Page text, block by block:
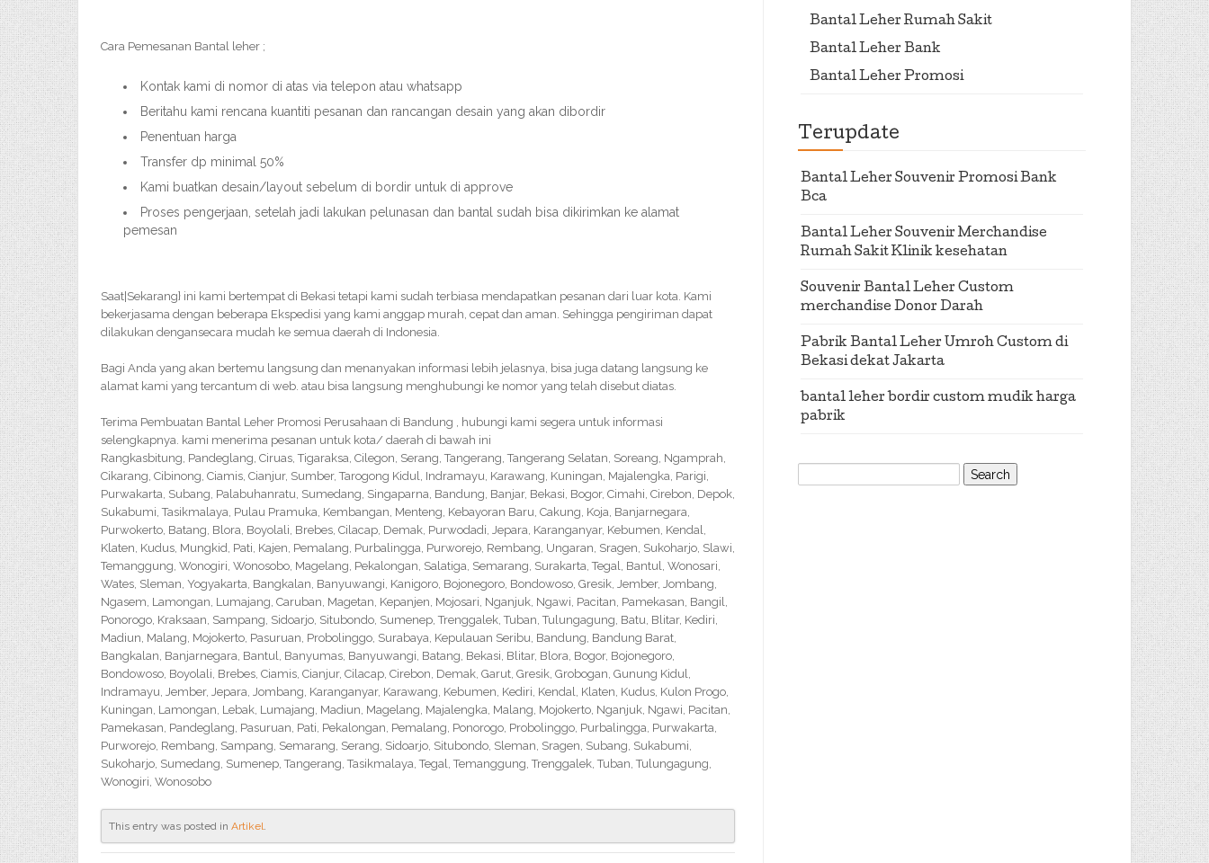
Cara Pemesanan Bantal leher ;
Kontak kami di nomor di atas via telepon atau whatsapp
Beritahu kami rencana kuantiti pesanan dan rancangan desain yang akan dibordir
Penentuan harga
Transfer dp minimal 50%
Kami buatkan desain/layout sebelum di bordir untuk di approve
Proses pengerjaan, setelah jadi lakukan pelunasan dan bantal sudah bisa dikirimkan ke alamat
pemesan
Saat|Sekarang} ini kami bertempat di Bekasi tetapi kami sudah terbiasa mendapatkan pesanan dari luar kota. Kami
bekerjasama dengan beberapa Ekspedisi yang kami anggap murah, cepat dan aman. Sehingga pengiriman dapat
dilakukan dengansecara mudah ke semua daerah di Indonesia.
Bagi Anda yang akan bertemu langsung dan menanyakan informasi lebih jelasnya, bisa juga datang langsung ke
alamat kami yang tercantum di web. atau bisa langsung menghubungi ke nomor yang telah disebut diatas.
Terima Pembuatan Bantal Leher Promosi Perusahaan di Bandung , hubungi kami segera untuk informasi
selengkapnya. kami menerima pesanan untuk kota/ daerah di bawah ini
Rangkasbitung, Pandeglang, Ciruas, Tigaraksa, Cilegon, Serang, Tangerang, Tangerang Selatan, Soreang, Ngamprah,
Cikarang, Cibinong, Ciamis, Cianjur, Sumber, Tarogong Kidul, Indramayu, Karawang, Kuningan, Majalengka, Parigi,
Purwakarta, Subang, Palabuhanratu, Sumedang, Singaparna, Bandung, Banjar, Bekasi, Bogor, Cimahi, Cirebon, Depok,
Sukabumi, Tasikmalaya, Pulau Pramuka, Kembangan, Menteng, Kebayoran Baru, Cakung, Koja, Banjarnegara,
Purwokerto, Batang, Blora, Boyolali, Brebes, Cilacap, Demak, Purwodadi, Jepara, Karanganyar, Kebumen, Kendal,
Klaten, Kudus, Mungkid, Pati, Kajen, Pemalang, Purbalingga, Purworejo, Rembang, Ungaran, Sragen, Sukoharjo, Slawi,
Temanggung, Wonogiri, Wonosobo, Magelang, Pekalongan, Salatiga, Semarang, Surakarta, Tegal, Bantul, Wonosari,
Wates, Sleman, Yogyakarta, Bangkalan, Banyuwangi, Kanigoro, Bojonegoro, Bondowoso, Gresik, Jember, Jombang,
Ngasem, Lamongan, Lumajang, Caruban, Magetan, Kepanjen, Mojosari, Nganjuk, Ngawi, Pacitan, Pamekasan, Bangil,
Ponorogo, Kraksaan, Sampang, Sidoarjo, Situbondo, Sumenep, Trenggalek, Tuban, Tulungagung, Batu, Blitar, Kediri,
Madiun, Malang, Mojokerto, Pasuruan, Probolinggo, Surabaya, Kepulauan Seribu, Bandung, Bandung Barat,
Bangkalan, Banjarnegara, Bantul, Banyumas, Banyuwangi, Batang, Bekasi, Blitar, Blora, Bogor, Bojonegoro,
Bondowoso, Boyolali, Brebes, Ciamis, Cianjur, Cilacap, Cirebon, Demak, Garut, Gresik, Grobogan, Gunung Kidul,
Indramayu, Jember, Jepara, Jombang, Karanganyar, Karawang, Kebumen, Kediri, Kendal, Klaten, Kudus, Kulon Progo,
Kuningan, Lamongan, Lebak, Lumajang, Madiun, Magelang, Majalengka, Malang, Mojokerto, Nganjuk, Ngawi, Pacitan,
Pamekasan, Pandeglang, Pasuruan, Pati, Pekalongan, Pemalang, Ponorogo, Probolinggo, Purbalingga, Purwakarta,
Purworejo, Rembang, Sampang, Semarang, Serang, Sidoarjo, Situbondo, Sleman, Sragen, Subang, Sukabumi,
Sukoharjo, Sumedang, Sumenep, Tangerang, Tasikmalaya, Tegal, Temanggung, Trenggalek, Tuban, Tulungagung,
Wonogiri, Wonosobo
This entry was posted in Artikel.
Bantal Leher Rumah Sakit
Bantal Leher Bank
Bantal Leher Promosi
Terupdate
Bantal Leher Souvenir Promosi Bank
Bca
Bantal Leher Souvenir Merchandise
Rumah Sakit Klinik kesehatan
Souvenir Bantal Leher Custom
merchandise Donor Darah
Pabrik Bantal Leher Umroh Custom di
Bekasi dekat Jakarta
bantal leher bordir custom mudik harga
pabrik
Search
for: